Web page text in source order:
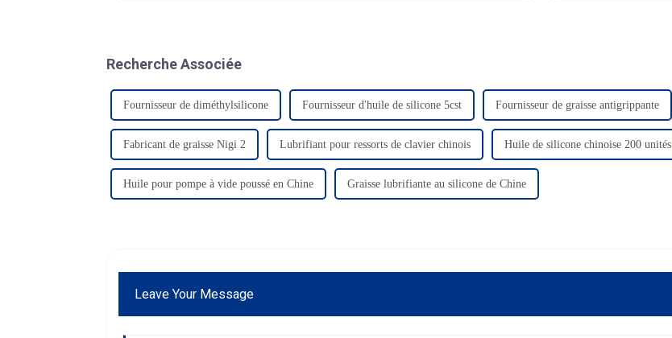
Recherche Associée
Fournisseur de diméthylsilicone Fournisseur d'huile de silicone 5cst Fournisseur de graisse antigrippante
Fabricant de graisse Nigi 2 Lubrifiant pour ressorts de clavier chinois Huile de silicone chinoise 200 unités
Huile pour pompe à vide poussé en Chine Graisse lubrifiante au silicone de Chine
Leave Your Message